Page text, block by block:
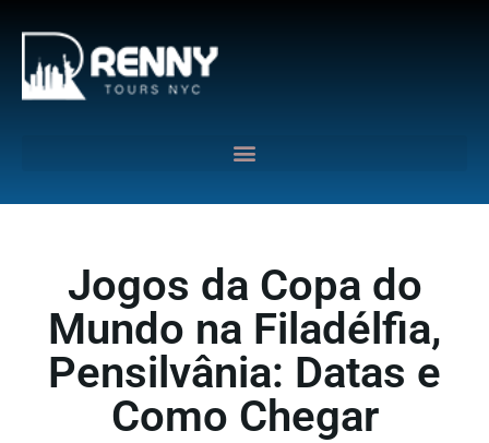
Jogos da Copa do
Mundo na Filadélfia,
Pensilvânia: Datas e
Como Chegar